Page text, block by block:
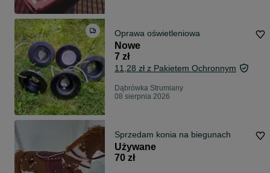
Oprawa oświetleniowa
Nowe
7 zł
11,28 zł z Pakietem Ochronnym
Dąbrówka Strumiany
08 sierpnia 2026
Sprzedam konia na biegunach
Używane
70 zł